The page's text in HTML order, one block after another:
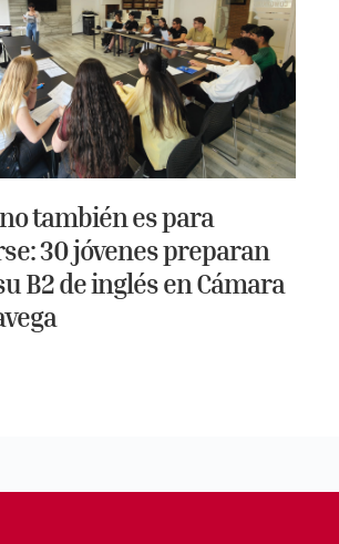
también es para
30 jóvenes preparan
B2 de inglés en Cámara